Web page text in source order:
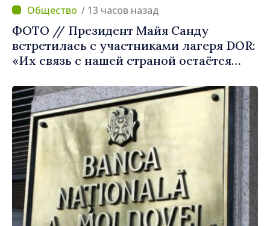
/ 13 часов назад
ФОТО // Президент Майя Санду
встретилась с участниками лагеря DOR:
«Их связь с нашей страной остаётся